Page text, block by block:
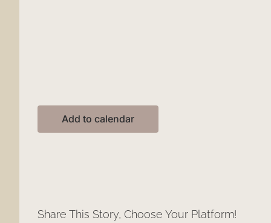
Add to calendar
Share This Story, Choose Your Platform!